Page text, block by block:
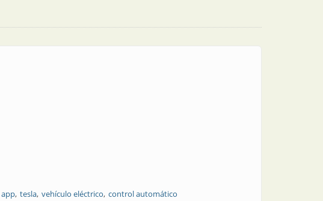
app tesla vehículo eléctrico control automático